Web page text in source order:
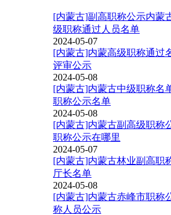
[内蒙古]副高职称公示内蒙
级职称通过人员名单
2024-05-07
[内蒙古]内蒙高级职称通过
评审公示
2024-05-08
[内蒙古]内蒙古中级职称名
职称公示名单
2024-05-08
[内蒙古]内蒙古副高级职称
职称公示在哪里
2024-05-07
[内蒙古]内蒙古林业副高职
厅长名单
2024-05-08
[内蒙古]内蒙古赤峰市职称
称人员公示